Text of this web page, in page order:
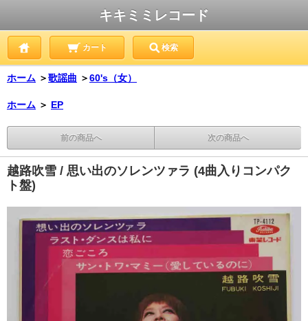
キキミミレコード
カート 検索
ホーム ＞歌謡曲 ＞60's（女）
ホーム ＞ EP
前の商品へ 次の商品へ
越路吹雪 / 思い出のソレンツァラ (4曲入りコンパク
ト盤)